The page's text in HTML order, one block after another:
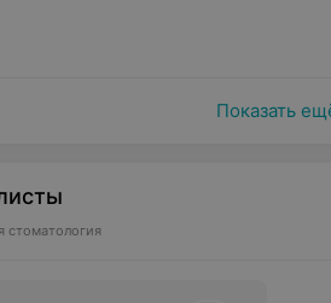
Показать
стоматология